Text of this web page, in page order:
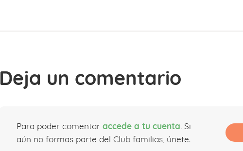
Deja un comentario
Para poder comentaraccede a tu cuenta. Si
aún no formas parte del Club familias, únete.